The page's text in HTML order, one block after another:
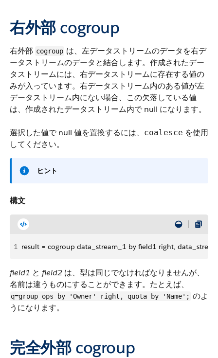
右外部 cogroup
右外部 cogroup は、左データストリームのデータを右デ
ータストリームのデータと結合します。作成されたデー
タストリームには、右データストリームに存在する値の
みが入っています。右データストリーム内のある値が左
データストリーム内にない場合、この欠落している値
は、作成されたデータストリーム内で null になります。
選択した値で null 値を置換するには、 coalesce を使用
してください。
ヒント
構文
1 result = cogroup data_stream_1 by field1 right,
field1 と field2 は、型は同じでなければなりませんが、
名前は違うものにすることができます。たとえば、
q=group ops by 'Owner' right, quota by 'Name'; のよ
うになります。
完全外部 cogroup